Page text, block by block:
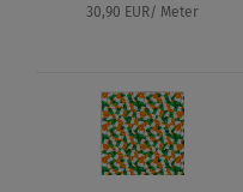
30,90 EUR/ Meter